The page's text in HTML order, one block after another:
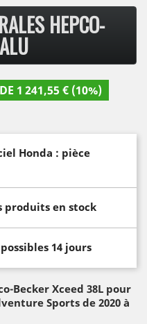
HEPCO-
1 241,55 € (10%)
Honda : pièce
produits en stock
14 jours
Becker Xceed 38L pour
Sports de 2020 à